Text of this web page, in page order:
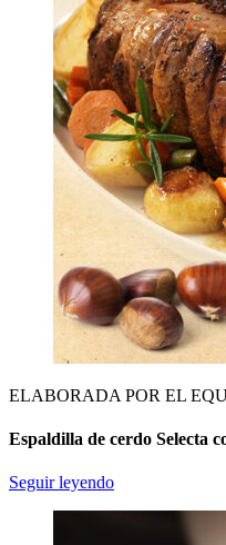
ELABORADA POR EL
Espaldilla de cerdo Selecta
Seguir leyendo